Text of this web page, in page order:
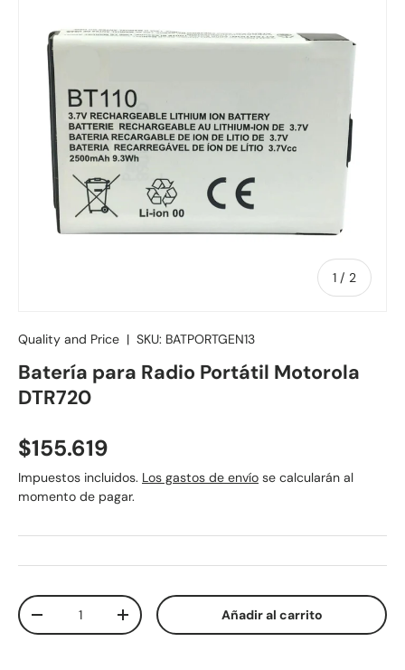
1 / de
2
Quality and Price | SKU: BATPORTGEN13
Batería para Radio Portátil Motorola
DTR720
Precio normal
$155.619
Impuestos incluidos. Los gastos de envío se calcularán al
momento de pagar.
Cant.
Disminuir cantidadAumentar la cantidadAñadir al carrito